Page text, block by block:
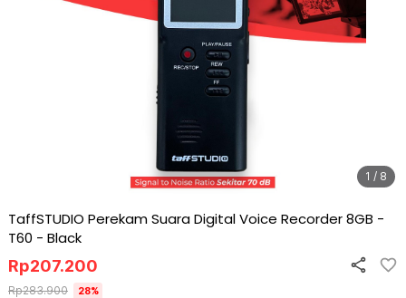
1 / 8
TaffSTUDIO Perekam Suara Digital Voice Recorder 8GB -
T60 - Black
Rp207.200
Rp283.900 28%